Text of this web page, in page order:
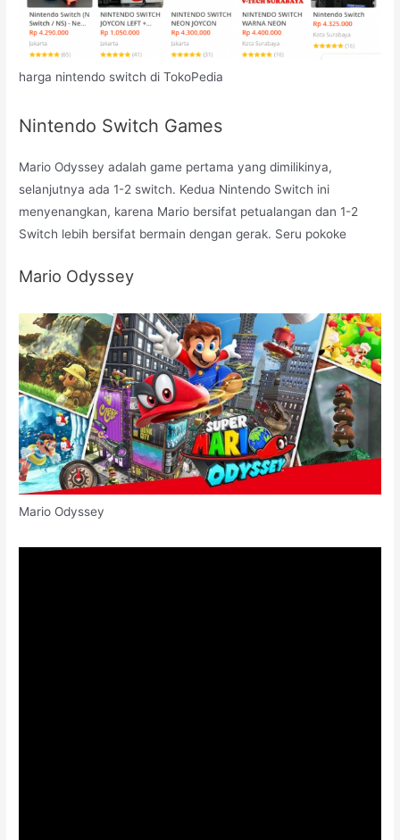
harga nintendo switch di TokoPedia
Nintendo Switch Games
Mario Odyssey adalah game pertama yang dimilikinya,
selanjutnya ada 1-2 switch. Kedua Nintendo Switch ini
menyenangkan, karena Mario bersifat petualangan dan 1-2
Switch lebih bersifat bermain dengan gerak. Seru pokoke
Mario Odyssey
Mario Odyssey